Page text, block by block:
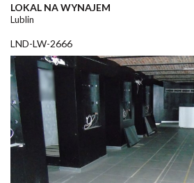
LOKAL NA WYNAJEM
Lublin
LND-LW-2666